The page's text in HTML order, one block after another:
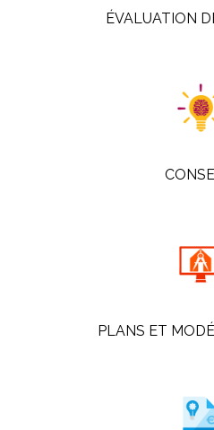
ÉVALUATION
PLANS ET